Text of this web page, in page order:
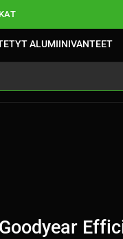
ALUMIINIVANTEET